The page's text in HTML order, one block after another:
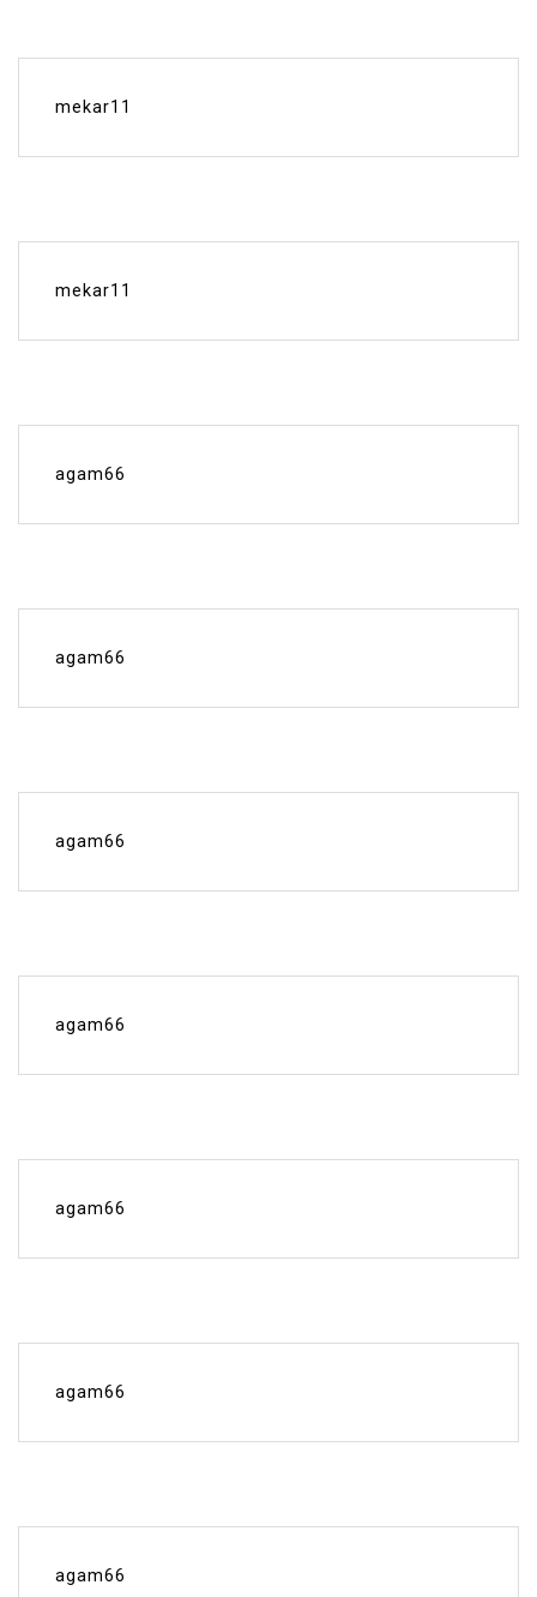
mekar11
mekar11
agam66
agam66
agam66
agam66
agam66
agam66
agam66